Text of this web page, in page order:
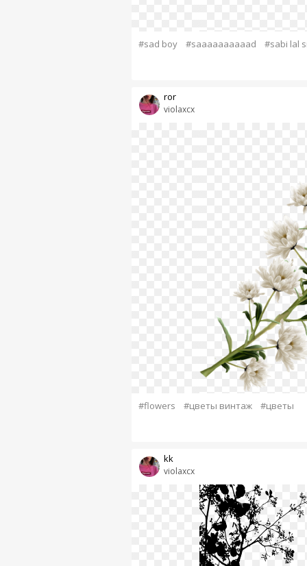
#sad boy #saaaaaaaaaad #sabi lal
violaxcx
ror
#flowers #цветы винтаж #цветы
violaxcx
kk